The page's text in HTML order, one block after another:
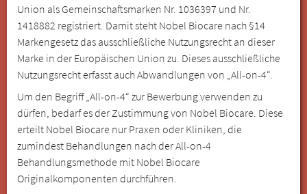
Union als Gemeinschaftsmarken Nr. 1036397 und Nr.
1418882 registriert. Damit steht Nobel Biocare nach §14
Markengesetz das ausschließliche Nutzungsrecht an dieser
Marke in der Europäischen Union zu. Dieses ausschließliche
Nutzungsrecht erfasst auch Abwandlungen von „All-on-4“.
Um den Begriff „All-on-4“ zur Bewerbung verwenden zu
dürfen, bedarf es der Zustimmung von Nobel Biocare. Diese
erteilt Nobel Biocare nur Praxen oder Kliniken, die
zumindest Behandlungen nach der All-on-4
Behandlungsmethode mit Nobel Biocare
Originalkomponenten durchführen.